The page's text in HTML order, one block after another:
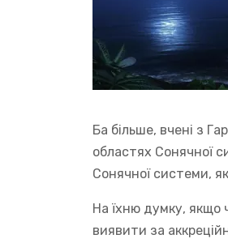
Ба більше, вчені з
областях Сонячної
Сонячної системи,
На їхню думку, якщо
виявити за